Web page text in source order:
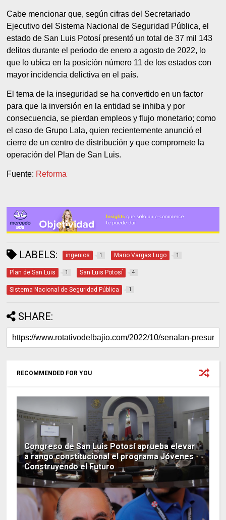
Cabe mencionar que, según cifras del Secretariado
Ejecutivo del Sistema Nacional de Seguridad Pública, el
estado de San Luis Potosí presentó un total de 37 mil 143
delitos durante el periodo de enero a agosto de 2022, lo
que lo ubica en la posición número 11 de los estados con
mayor incidencia delictiva en el país.
El tema de la inseguridad se ha convertido en un factor
para que la inversión en la entidad se inhiba y por
consecuencia, se pierdan empleos y flujo monetario; como
el caso de Grupo Lala, quien recientemente anunció el
cierre de un centro de distribución y que compromete la
operación del Plan de San Luis.
Fuente: Reforma
LABELS: ingenios 1 Mario Vargas Lugo 1
Plan de San Luis 1 San Luis Potosí 4
Sistema Nacional de Seguridad Pública 1
SHARE:
RECOMMENDED FOR YOU
Congreso de San Luis Potosí aprueba elevar
a rango constitucional el programa Jóvenes
Construyendo el Futuro